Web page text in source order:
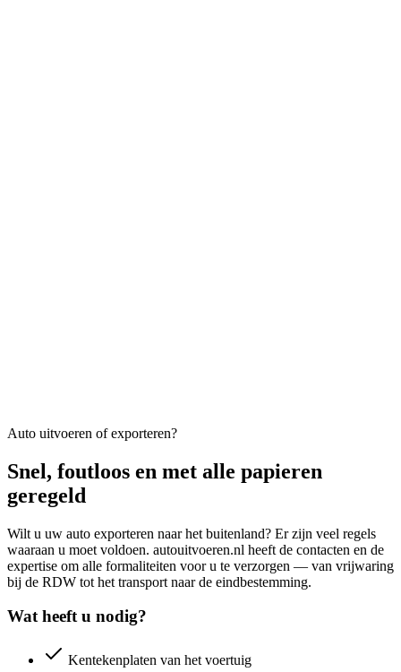
Auto uitvoeren of exporteren?
Snel, foutloos en met alle papieren
geregeld
Wilt u uw auto exporteren naar het buitenland? Er zijn veel regels
waaraan u moet voldoen. autouitvoeren.nl heeft de contacten en de
expertise om alle formaliteiten voor u te verzorgen — van vrijwaring
bij de RDW tot het transport naar de eindbestemming.
Wat heeft u nodig?
Kentekenplaten van het voertuig